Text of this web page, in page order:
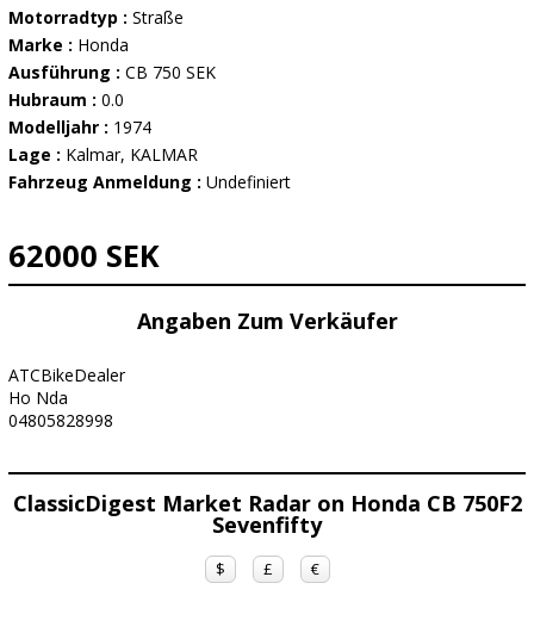
Motorradtyp : Straße
Marke : Honda
Ausführung : CB 750 SEK
Hubraum : 0.0
Modelljahr : 1974
Lage : Kalmar, KALMAR
Fahrzeug Anmeldung : Undefiniert
62000 SEK
Angaben Zum Verkäufer
ATCBikeDealer
Ho Nda
04805828998
ClassicDigest Market Radar on Honda CB 750F2
Sevenfifty
$ £ €